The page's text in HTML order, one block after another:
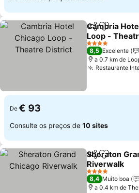
Partilhar
Cambria
Loop -
Ver preços
4 Estrelas
8,5 Excelente
a 0.7 km de
Restaurante
De € 93
Consulte os preços de 10 sites
Partilhar
Sheraton
Riverwalk
Ver preços
4 Estrelas
8,4 Muito boa
a 0.4 km de